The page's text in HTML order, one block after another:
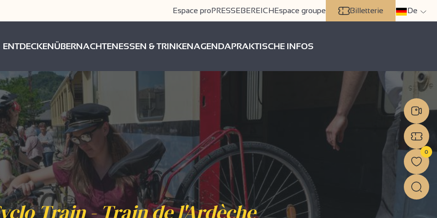
Espace proPRESSEBEREICHEspace groupe Billetterie De
ENTDECKENÜBERNACHTENESSEN & TRINKENAGENDAPRAKTISCHE INFOS
Train - Train de l'Ardèche
0